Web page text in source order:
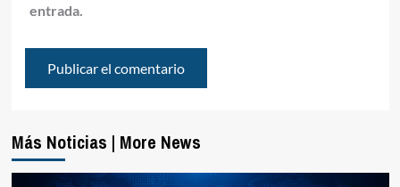
entrada.
Más Noticias | More News